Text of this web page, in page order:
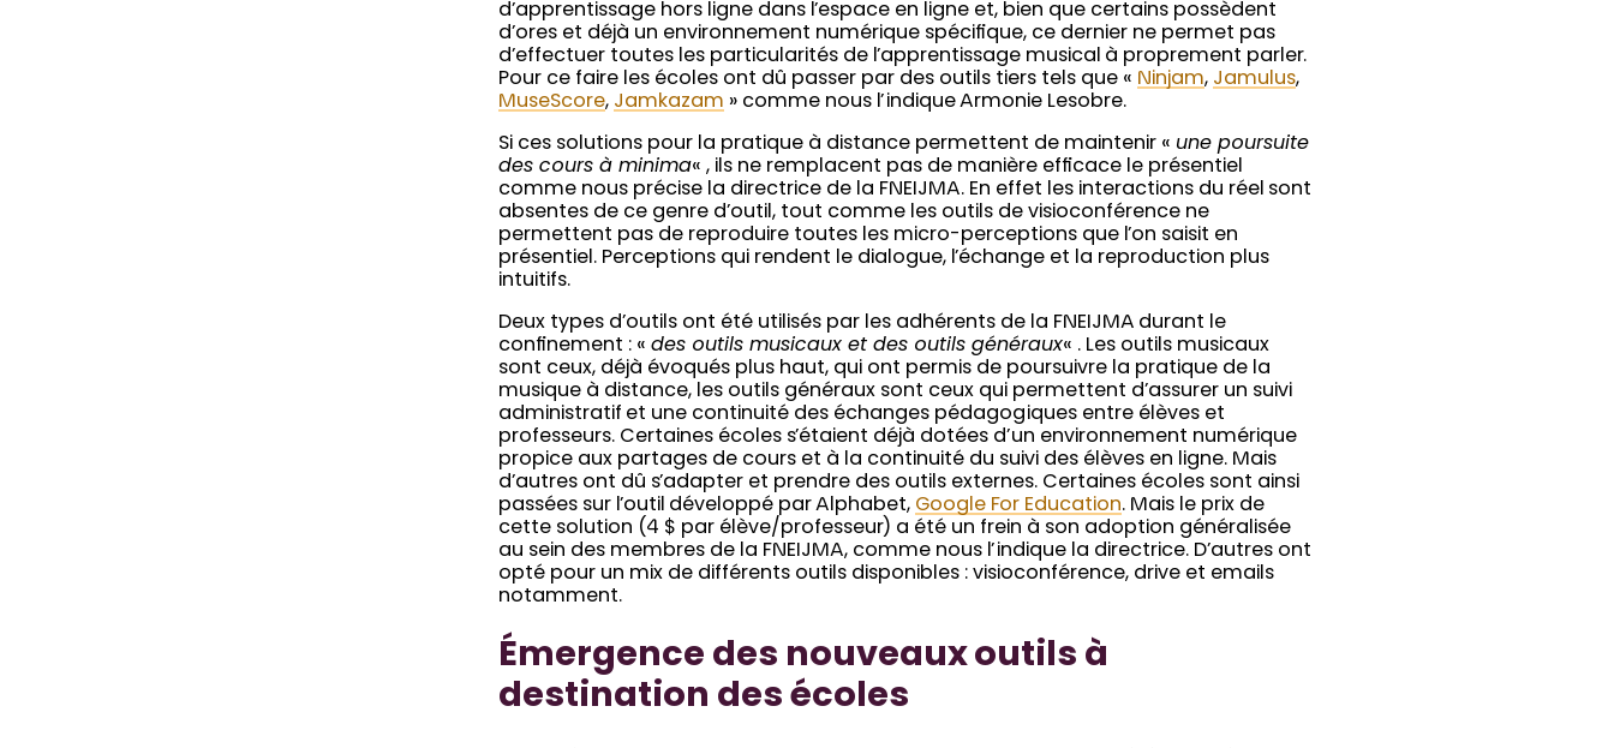
d’apprentissage hors ligne dans l’espace en ligne et, bien que certains possèdent
d’ores et déjà un environnement numérique spécifique, ce dernier ne permet pas
d’effectuer toutes les particularités de l’apprentissage musical à proprement parler.
Pour ce faire les écoles ont dû passer par des outils tiers tels que « Ninjam, Jamulus,
MuseScore, Jamkazam » comme nous l’indique Armonie Lesobre.
Si ces solutions pour la pratique à distance permettent de maintenir « une poursuite
des cours à minima« , ils ne remplacent pas de manière efficace le présentiel
comme nous précise la directrice de la FNEIJMA. En effet les interactions du réel sont
absentes de ce genre d’outil, tout comme les outils de visioconférence ne
permettent pas de reproduire toutes les micro-perceptions que l’on saisit en
présentiel. Perceptions qui rendent le dialogue, l’échange et la reproduction plus
intuitifs.
Deux types d’outils ont été utilisés par les adhérents de la FNEIJMA durant le
confinement : «des outils musicaux et des outils généraux« . Les outils musicaux
sont ceux, déjà évoqués plus haut, qui ont permis de poursuivre la pratique de la
musique à distance, les outils généraux sont ceux qui permettent d’assurer un suivi
administratif et une continuité des échanges pédagogiques entre élèves et
professeurs. Certaines écoles s’étaient déjà dotées d’un environnement numérique
propice aux partages de cours et à la continuité du suivi des élèves en ligne. Mais
d’autres ont dû s’adapter et prendre des outils externes. Certaines écoles sont ainsi
passées sur l’outil développé par Alphabet, Google For Education. Mais le prix de
cette solution (4 $ par élève/professeur) a été un frein à son adoption généralisée
au sein des membres de la FNEIJMA, comme nous l’indique la directrice. D’autres ont
opté pour un mix de différents outils disponibles : visioconférence, drive et emails
notamment.
Émergence des nouveaux outils à
destination des écoles